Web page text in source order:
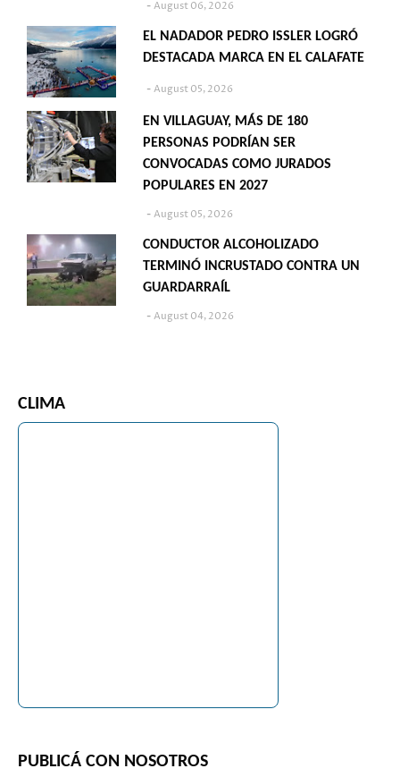
August 06, 2026
EL NADADOR PEDRO ISSLER LOGRÓ
DESTACADA MARCA EN EL CALAFATE
August 05, 2026
EN VILLAGUAY, MÁS DE 180
PERSONAS PODRÍAN SER
CONVOCADAS COMO JURADOS
POPULARES EN 2027
August 05, 2026
CONDUCTOR ALCOHOLIZADO
TERMINÓ INCRUSTADO CONTRA UN
GUARDARRAÍL
August 04, 2026
CLIMA
PUBLICÁ CON NOSOTROS